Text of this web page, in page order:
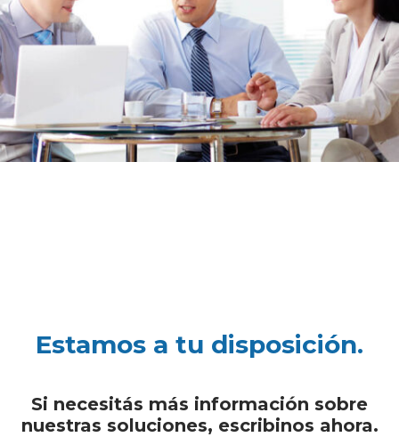
Estamos a tu disposición.
Si necesitás más información sobre
nuestras soluciones, escribinos ahora.